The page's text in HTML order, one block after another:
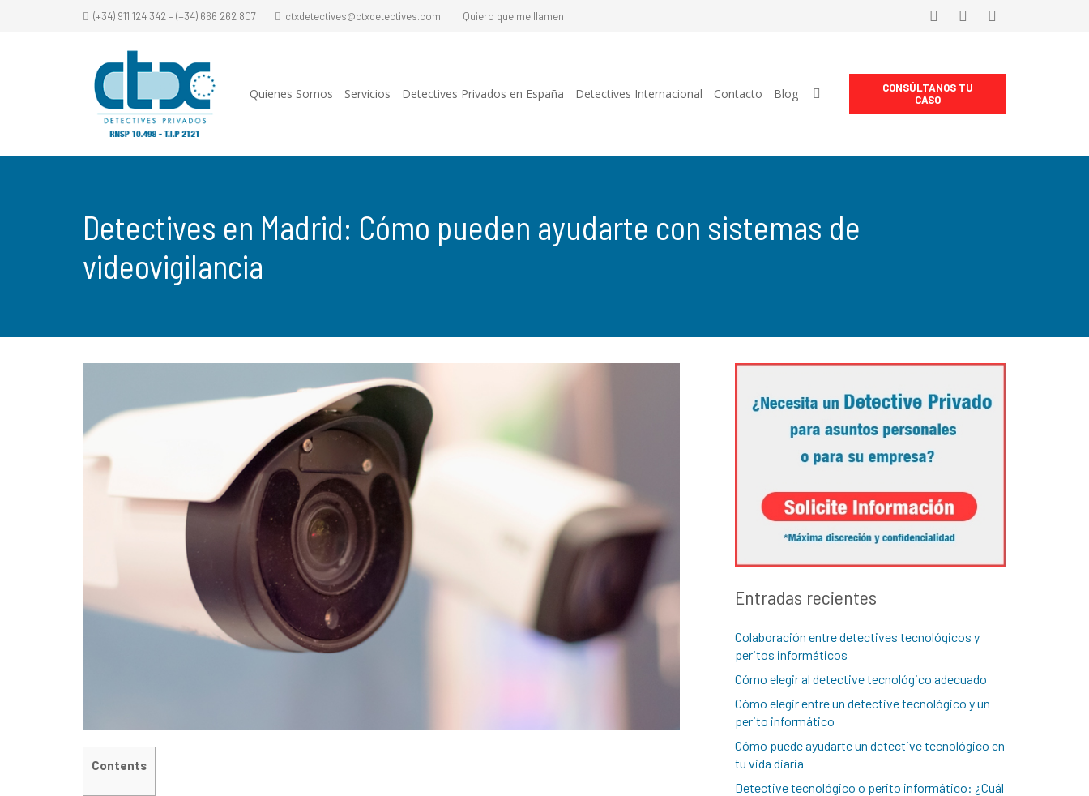
(+34) 911 124 342 – (+34) 666 262 807 ctxdetectives@ctxdetectives.com Quiero que me llamen
Quienes Somos Servicios Detectives Privados en España Detectives Internacional Contacto Blog
CONSÚLTANOS TU
CASO
Detectives en Madrid: Cómo pueden ayudarte con sistemas de
videovigilancia
Contents
Entradas recientes
Colaboración entre detectives tecnológicos y
peritos informáticos
Cómo elegir al detective tecnológico adecuado
Cómo elegir entre un detective tecnológico y un
perito informático
Cómo puede ayudarte un detective tecnológico en
tu vida diaria
Detective tecnológico o perito informático: ¿Cuál